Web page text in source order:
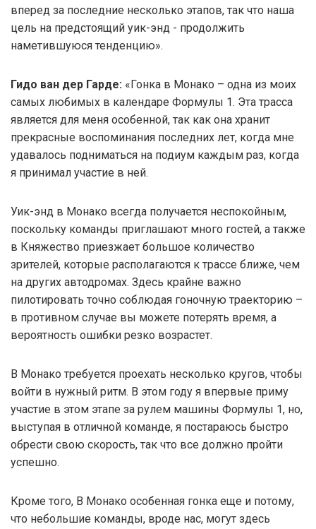
вперед за последние несколько этапов, так что наша
цель на предстоящий уик-энд - продолжить
наметившуюся тенденцию».
Гидо ван дер Гарде: «Гонка в Монако – одна из моих
самых любимых в календаре Формулы 1. Эта трасса
является для меня особенной, так как она хранит
прекрасные воспоминания последних лет, когда мне
удавалось подниматься на подиум каждым раз, когда
я принимал участие в ней.
Уик-энд в Монако всегда получается неспокойным,
поскольку команды приглашают много гостей, а также
в Княжество приезжает большое количество
зрителей, которые располагаются к трассе ближе, чем
на других автодромах. Здесь крайне важно
пилотировать точно соблюдая гоночную траекторию –
в противном случае вы можете потерять время, а
вероятность ошибки резко возрастет.
В Монако требуется проехать несколько кругов, чтобы
войти в нужный ритм. В этом году я впервые приму
участие в этом этапе за рулем машины Формулы 1, но,
выступая в отличной команде, я постараюсь быстро
обрести свою скорость, так что все должно пройти
успешно.
Кроме того, В Монако особенная гонка еще и потому,
что небольшие команды, вроде нас, могут здесь